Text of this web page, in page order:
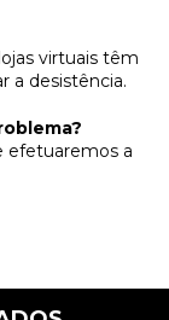
virtuais têm
a desistência.
efetuaremos a